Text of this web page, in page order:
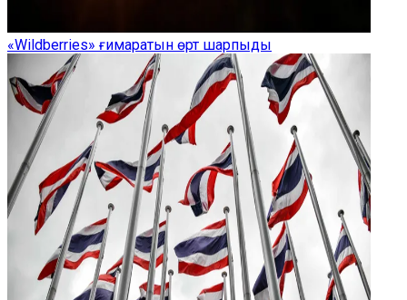
«Wildberries» ғимаратын өрт шарпыды